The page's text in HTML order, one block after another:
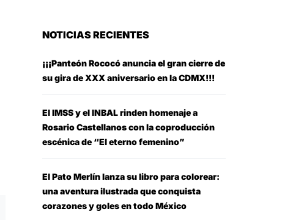
NOTICIAS RECIENTES
¡¡¡Panteón Rococó anuncia el gran cierre de
su gira de XXX aniversario en la CDMX!!!
El IMSS y el INBAL rinden homenaje a
Rosario Castellanos con la coproducción
escénica de “El eterno femenino”
El Pato Merlín lanza su libro para colorear:
una aventura ilustrada que conquista
corazones y goles en todo México